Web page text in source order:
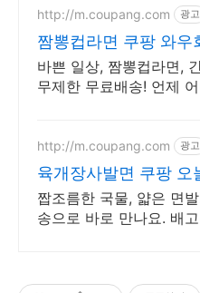
http://m.coupang.com 광고
짬뽕컵라면 쿠팡 와우
바쁜 일상, 짬뽕컵라면,
무제한 무료배송! 언제
http://m.coupang.com 광고
육개장사발면 쿠팡 오
내일 도착
짭조름한 국물, 얇은 면
송으로 바로 만나요. 배